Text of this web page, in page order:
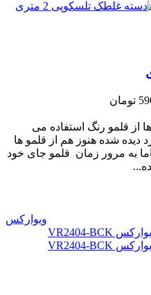
از قلمو رنگ استفاده می
دیده شده هنوز هم از قلمو ها
به مرور زمان قلمو جای خود
ویوارکس